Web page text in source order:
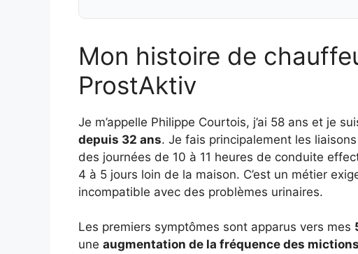
Mon histoire de
ProstAktiv
Je m’appelle Philippe Courtois, j’ai 58 ans et je
depuis 32 ans. Je fais principalement les
des journées de 10 à 11 heures de conduite
4 à 5 jours loin de la maison. C’est un métier
incompatible avec des problèmes urinaires.
Les premiers symptômes sont apparus vers mes
une augmentation de la fréquence des mictions